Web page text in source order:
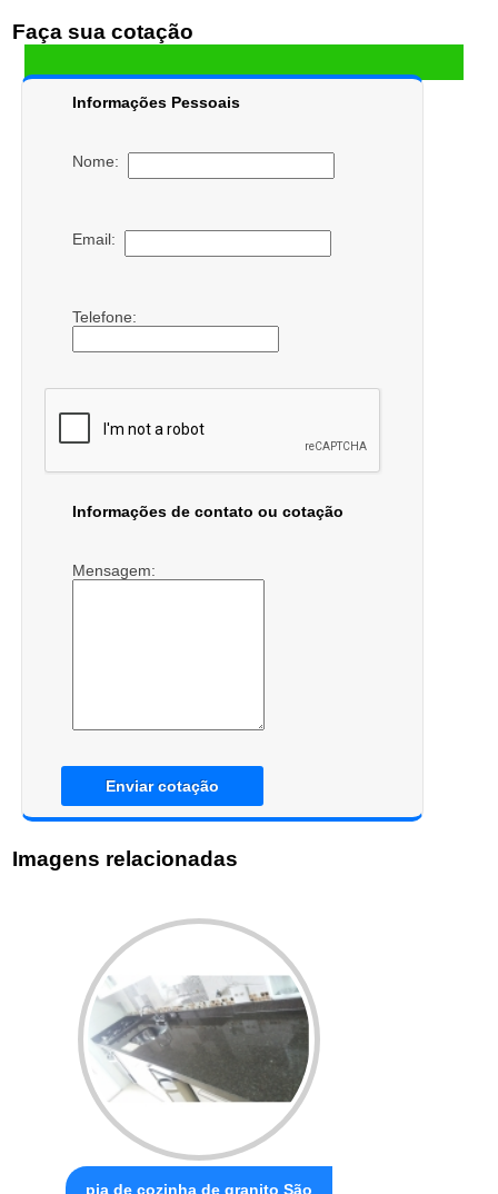
Faça sua cotação
Informações Pessoais
Nome:
Email:
Telefone:
Informações de contato ou cotação
Mensagem:
Enviar cotação
Imagens relacionadas
pia de cozinha de granito São